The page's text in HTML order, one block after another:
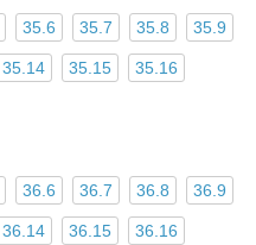
35.6 35.7 35.8 35.9
35.14 35.15 35.16
36.6 36.7 36.8 36.9
36.14 36.15 36.16